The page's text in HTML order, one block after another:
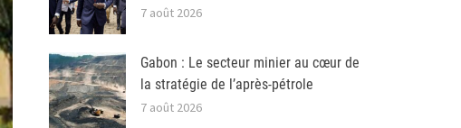
7 août 2026
Gabon : Le secteur minier au cœur de
la stratégie de l’après-pétrole
7 août 2026